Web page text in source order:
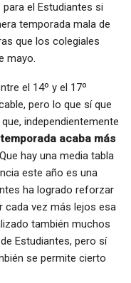
el Estudiantes si
temporada mala de
que los colegiales
mayo.
el 14º y el 17º
pero lo que sí que
independientemente
temporada acaba más
Que hay una media tabla
este año es una
ha logrado reforzar
cada vez más lejos esa
también muchos
Estudiantes, pero sí
se permite cierto